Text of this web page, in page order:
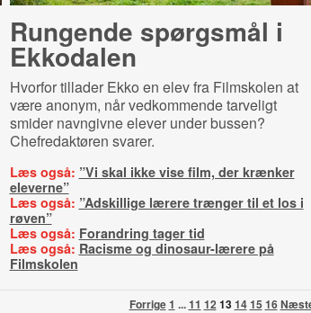
Rungende spørgsmål i
Ekkodalen
Hvorfor tillader Ekko en elev fra Filmskolen at
være anonym, når vedkommende tarveligt
smider navngivne elever under bussen?
Chefredaktøren svarer.
Læs også: ”Vi skal ikke vise film, der krænker
eleverne”
Læs også: ”Adskillige lærere trænger til et los i
røven”
Læs også: Forandring tager tid
Læs også: Racisme og dinosaur-lærere på
Filmskolen
Forrige1 ...11 12 131415 16